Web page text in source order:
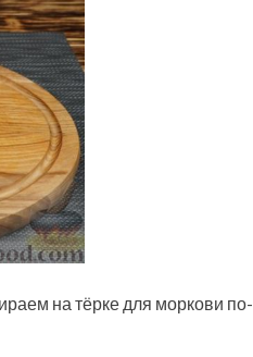
на тёрке для моркови по-